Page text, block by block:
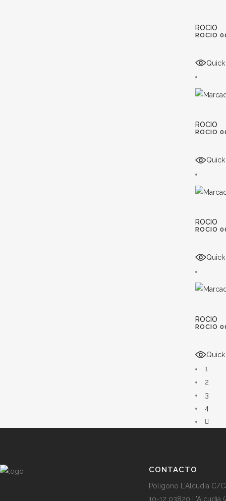
ROCIO
ROCIO
ROCIO
ROCIO
ROCIO
ROCIO
ROCIO
ROCIO
1
2
3
4
CONTACTO
Poligono L'Alcudia C/
10-12 03820 L'Alcudia